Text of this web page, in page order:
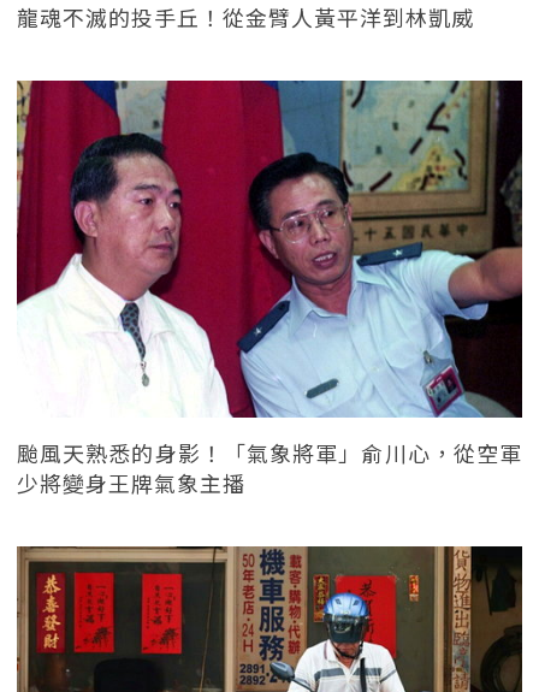
龍魂不滅的投手丘！從金臂人黃平洋到林凱威
颱風天熟悉的身影！「氣象將軍」俞川心，從空軍
少將變身王牌氣象主播